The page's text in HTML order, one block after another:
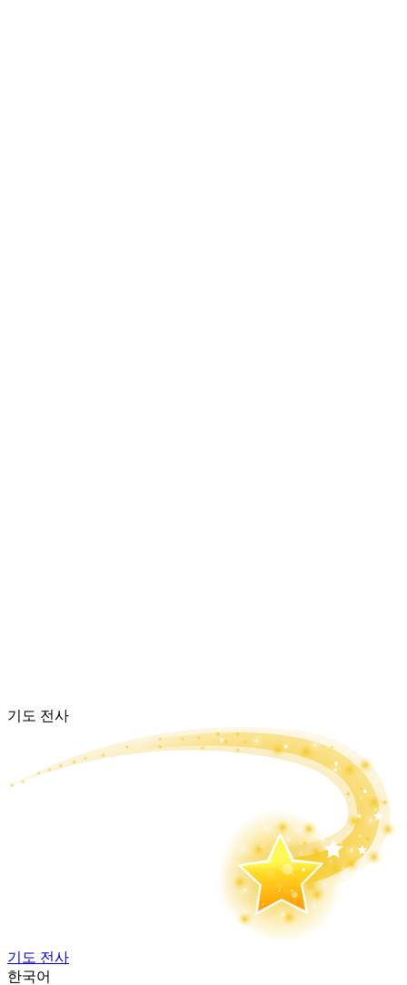
기도 전사
기도 전사
한국어